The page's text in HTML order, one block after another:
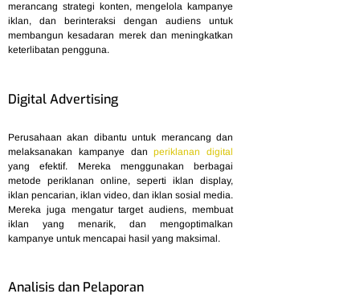
merancang strategi konten, mengelola kampanye
iklan, dan berinteraksi dengan audiens untuk
membangun kesadaran merek dan meningkatkan
keterlibatan pengguna.
Digital Advertising
Perusahaan akan dibantu untuk merancang dan
melaksanakan kampanye danperiklanan digital
yang efektif. Mereka menggunakan berbagai
metode periklanan online, seperti iklan display,
iklan pencarian, iklan video, dan iklan sosial media.
Mereka juga mengatur target audiens, membuat
iklan yang menarik, dan mengoptimalkan
kampanye untuk mencapai hasil yang maksimal.
Analisis dan Pelaporan